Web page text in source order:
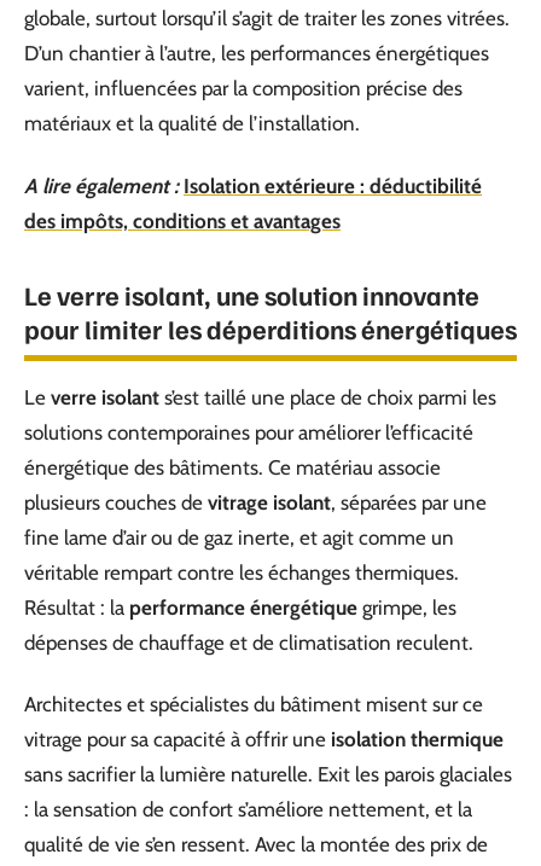
globale, surtout lorsqu’il s’agit de traiter les zones vitrées.
D’un chantier à l’autre, les performances énergétiques
varient, influencées par la composition précise des
matériaux et la qualité de l’installation.
A lire également : Isolation extérieure : déductibilité
des impôts, conditions et avantages
Le verre isolant, une solution innovante
pour limiter les déperditions énergétiques
Le verre isolant s’est taillé une place de choix parmi les
solutions contemporaines pour améliorer l’efficacité
énergétique des bâtiments. Ce matériau associe
plusieurs couches de vitrage isolant, séparées par une
fine lame d’air ou de gaz inerte, et agit comme un
véritable rempart contre les échanges thermiques.
Résultat : la performance énergétique grimpe, les
dépenses de chauffage et de climatisation reculent.
Architectes et spécialistes du bâtiment misent sur ce
vitrage pour sa capacité à offrir une isolation thermique
sans sacrifier la lumière naturelle. Exit les parois glaciales
: la sensation de confort s’améliore nettement, et la
qualité de vie s’en ressent. Avec la montée des prix de